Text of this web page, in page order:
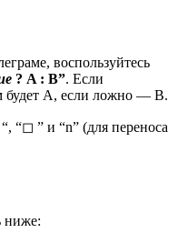
воспользуйтесь
? A : B”. Если
будет A, если ложно — B.
“◻ ” и “n” (для переноса
ниже: